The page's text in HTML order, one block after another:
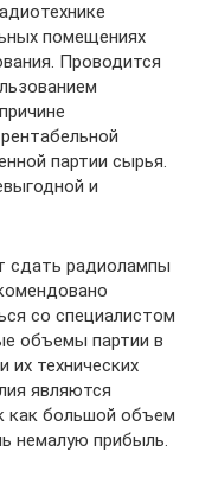
помещениях
Проводится
партии сырья.
и
сдать радиолампы
со специалистом
объемы партии в
их технических
являются
как большой объем
немалую прибыль.